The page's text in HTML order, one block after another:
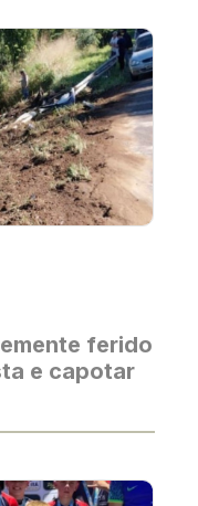
ferido
e capotar